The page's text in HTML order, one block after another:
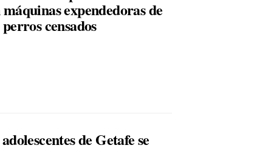
expendedoras de
censados
de Getafe se